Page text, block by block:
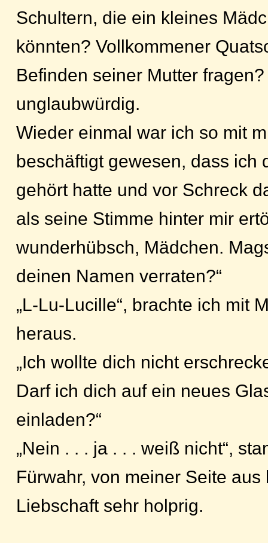
Schultern, die ein kleines
könnten? Vollkommener
Befinden seiner Mutter
unglaubwürdig.
Wieder einmal war ich so mit
beschäftigt gewesen, dass ich
gehört hatte und vor Schreck
als seine Stimme hinter mir
wunderhübsch, Mädchen.
deinen Namen verraten?“
„L-Lu-Lucille“, brachte ich mit
heraus.
„Ich wollte dich nicht
Darf ich dich auf ein neues
einladen?“
„Nein . . . ja . . . weiß nicht“,
Fürwahr, von meiner Seite
Liebschaft sehr holprig.